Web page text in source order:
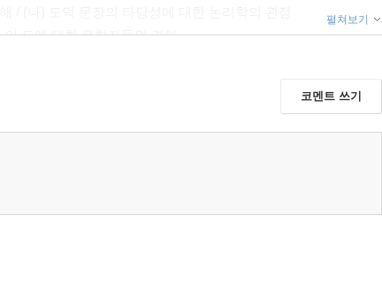
도에 대한 유학자들의 견해
/ (나) 체험으로서의 지각
학의 수용 양상
펼쳐보기
코멘트 쓰기